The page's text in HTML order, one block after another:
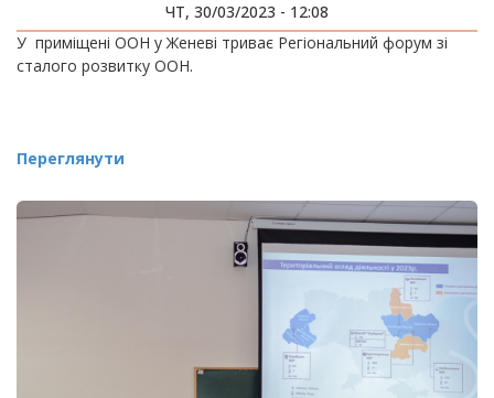
ЧТ, 30/03/2023 - 12:08
У приміщені ООН у Женеві триває Регіональний форум зі
сталого розвитку ООН.
Переглянути